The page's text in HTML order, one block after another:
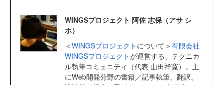
WINGSプロジェクト 阿佐 志保（アサ シ
ホ）
＜WINGSプロジェクト について＞有限会社
WINGSプロジェクトが運営する、テクニカ
ル執筆コミュニティ（代表 山田祥寛）。主
にWeb開発分野の書籍／記事執筆、翻訳、